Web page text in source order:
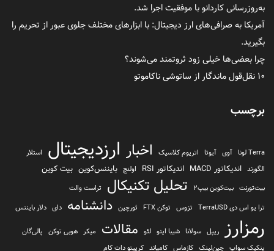
به‌روزرسانی کاردانو با موفقیت اجرا شد.
آمریکا به صرافی‌های ارز دیجیتال: با ابزارهای مختلف جلوی عبور از تحریم را
بگیرید.
چرا بعضی‌ها خیلی زود ثروتمند می‌شوند؟
۱۰ نقل‌قول ماندگار از ساتوشی ناکاموتو
برچسب
Terra لونا آوی آیوتا اتریوم کلاسیک اخبار ارزدیجیتال
استلار
الگورند اندیکاتور MACD اندیکاتور RSI اولنچ بایننس‌کوین بیت کوین
بیت‌تورنت بیت‌کوین بیپ2 تحلیل تکنیکال
تراست والت
ترا یو اس دی TerraUSD
تزوس توکن FTX ثورچین دانشنامه دای دلار بایننس
رمزارز ریپل سولانا شیبا اینو لئو مقالات میکر هوبی توکن پالی‌گان
پنکیک سواپ چین‌لینک کازماس کامپاند کریپتو دات کام